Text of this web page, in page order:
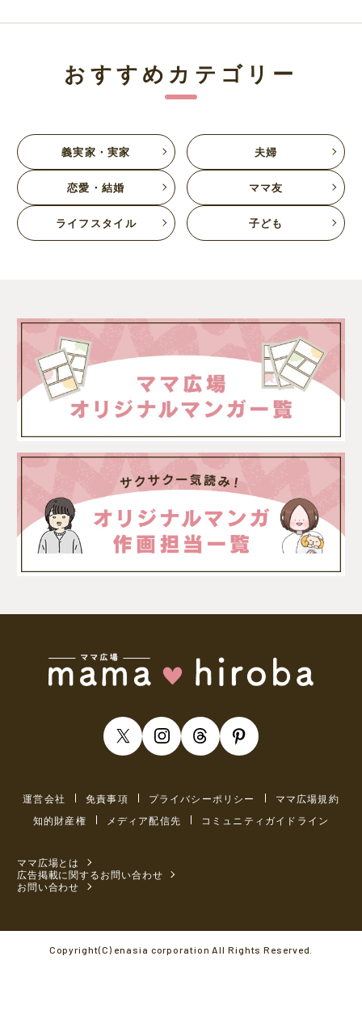
おすすめカテゴリー
義実家・実家 夫婦
恋愛・結婚 ママ友
ライフスタイル 子ども
運営会社 免責事項 プライバシーポリシー
ママ広場規約
知的財産権
メディア配信先 コミュニティガイドライン
ママ広場とは
広告掲載に関するお問い合わせ
お問い合わせ
Copyright(C) enasia corporation All Rights Reserved.